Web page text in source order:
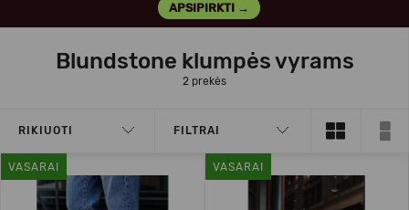
APSIPIRKTI →
Blundstone klumpės vyrams
2 prekės
RIKIUOTI FILTRAI
VASARAI VASARAI